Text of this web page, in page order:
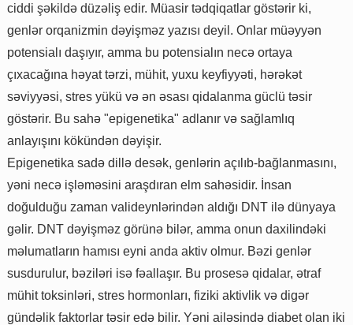
ciddi şəkildə düzəliş edir. Müasir tədqiqatlar göstərir ki,
genlər orqanizmin dəyişməz yazısı deyil. Onlar müəyyən
potensialı daşıyır, amma bu potensialın necə ortaya
çıxacağına həyat tərzi, mühit, yuxu keyfiyyəti, hərəkət
səviyyəsi, stres yükü və ən əsası qidalanma güclü təsir
göstərir. Bu sahə "epigenetika" adlanır və sağlamlıq
anlayışını kökündən dəyişir.
Epigenetika sadə dillə desək, genlərin açılıb-bağlanmasını,
yəni necə işləməsini araşdıran elm sahəsidir. İnsan
doğulduğu zaman valideynlərindən aldığı DNT ilə dünyaya
gəlir. DNT dəyişməz görünə bilər, amma onun daxilindəki
məlumatların hamısı eyni anda aktiv olmur. Bəzi genlər
susdurulur, bəziləri isə fəallaşır. Bu prosesə qidalar, ətraf
mühit toksinləri, stres hormonları, fiziki aktivlik və digər
gündəlik faktorlar təsir edə bilir. Yəni ailəsində diabet olan iki